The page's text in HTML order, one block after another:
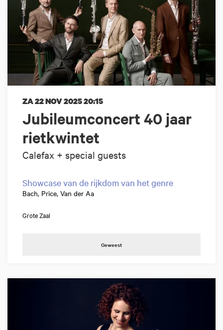
Jubileumconcert 40 jaar
rietkwintet
Calefax + special guests
ZA 22 NOV 202520:15
Showcase van de rijkdom van het genre
Bach, Price, Van der Aa
Grote Zaal
Geweest